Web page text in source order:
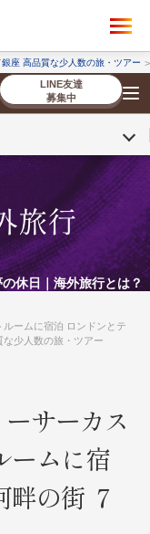
座 高品質な少人数の旅・ツアー
LINE友達
募集中
人企業・自治体のみ
なさまへ
8月
の休日｜海外旅行とは？
ルームに宿泊 ロンドンとテ
少人数の旅・ツアー
ーサーカス
ームに宿
の街 ７
×
国内ツアー